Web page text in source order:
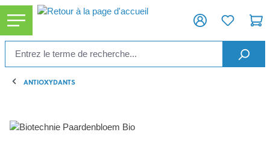
principal
ANTIOXYDANTS
Ignorer la galerie d'images